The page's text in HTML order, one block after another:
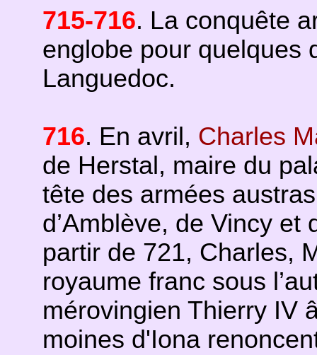
715-716. La conquête
englobe pour quelques
Languedoc.
716. En avril, Charles
de Herstal, maire du
tête des armées
d’Amblève, de Vincy
partir de 721, Charles,
royaume franc sous
mérovingien Thierry IV
moines d'Iona